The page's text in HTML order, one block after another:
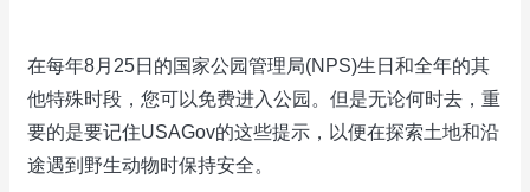
在每年8月25日的国家公园管理局(NPS)生日和全年的其
他特殊时段，您可以免费进入公园。但是无论何时去，重
要的是要记住USAGov的这些提示，以便在探索土地和沿
途遇到野生动物时保持安全。